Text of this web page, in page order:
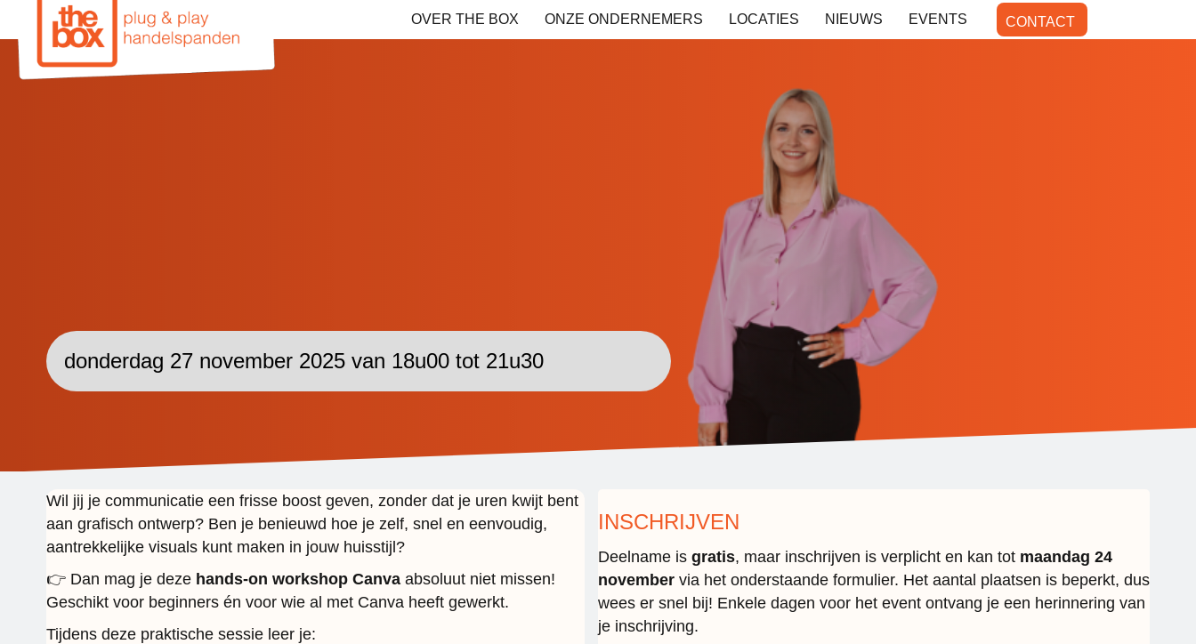
OVER THE BOX ONZE ONDERNEMERS LOCATIES NIEUWS EVENTS CONTACT
donderdag 27 november 2025 van 18u00 tot 21u30
Wil jij je communicatie een frisse boost geven, zonder dat je uren kwijt bent
aan grafisch ontwerp? Ben je benieuwd hoe je zelf, snel en eenvoudig,
aantrekkelijke visuals kunt maken in jouw huisstijl?
👉 Dan mag je deze hands-on workshop Canva absoluut niet missen!
Geschikt voor beginners én voor wie al met Canva heeft gewerkt.
Tijdens deze praktische sessie leer je:
INSCHRIJVEN
Deelname is gratis, maar inschrijven is verplicht en kan tot maandag 24
november via het onderstaande formulier. Het aantal plaatsen is beperkt, dus
wees er snel bij! Enkele dagen voor het event ontvang je een herinnering van
je inschrijving.